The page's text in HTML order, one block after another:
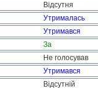
Відсутня
Утрималась
Утримався
За
Не голосував
Утримався
Відсутній